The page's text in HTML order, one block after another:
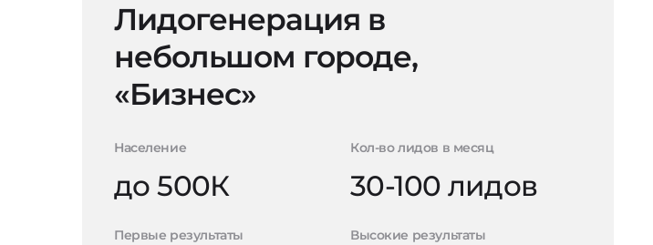
Лидогенерация в
небольшом городе,
«Бизнес»
Население
до 500К
Кол-во лидов в месяц
30-100 лидов
Первые результаты Высокие результаты